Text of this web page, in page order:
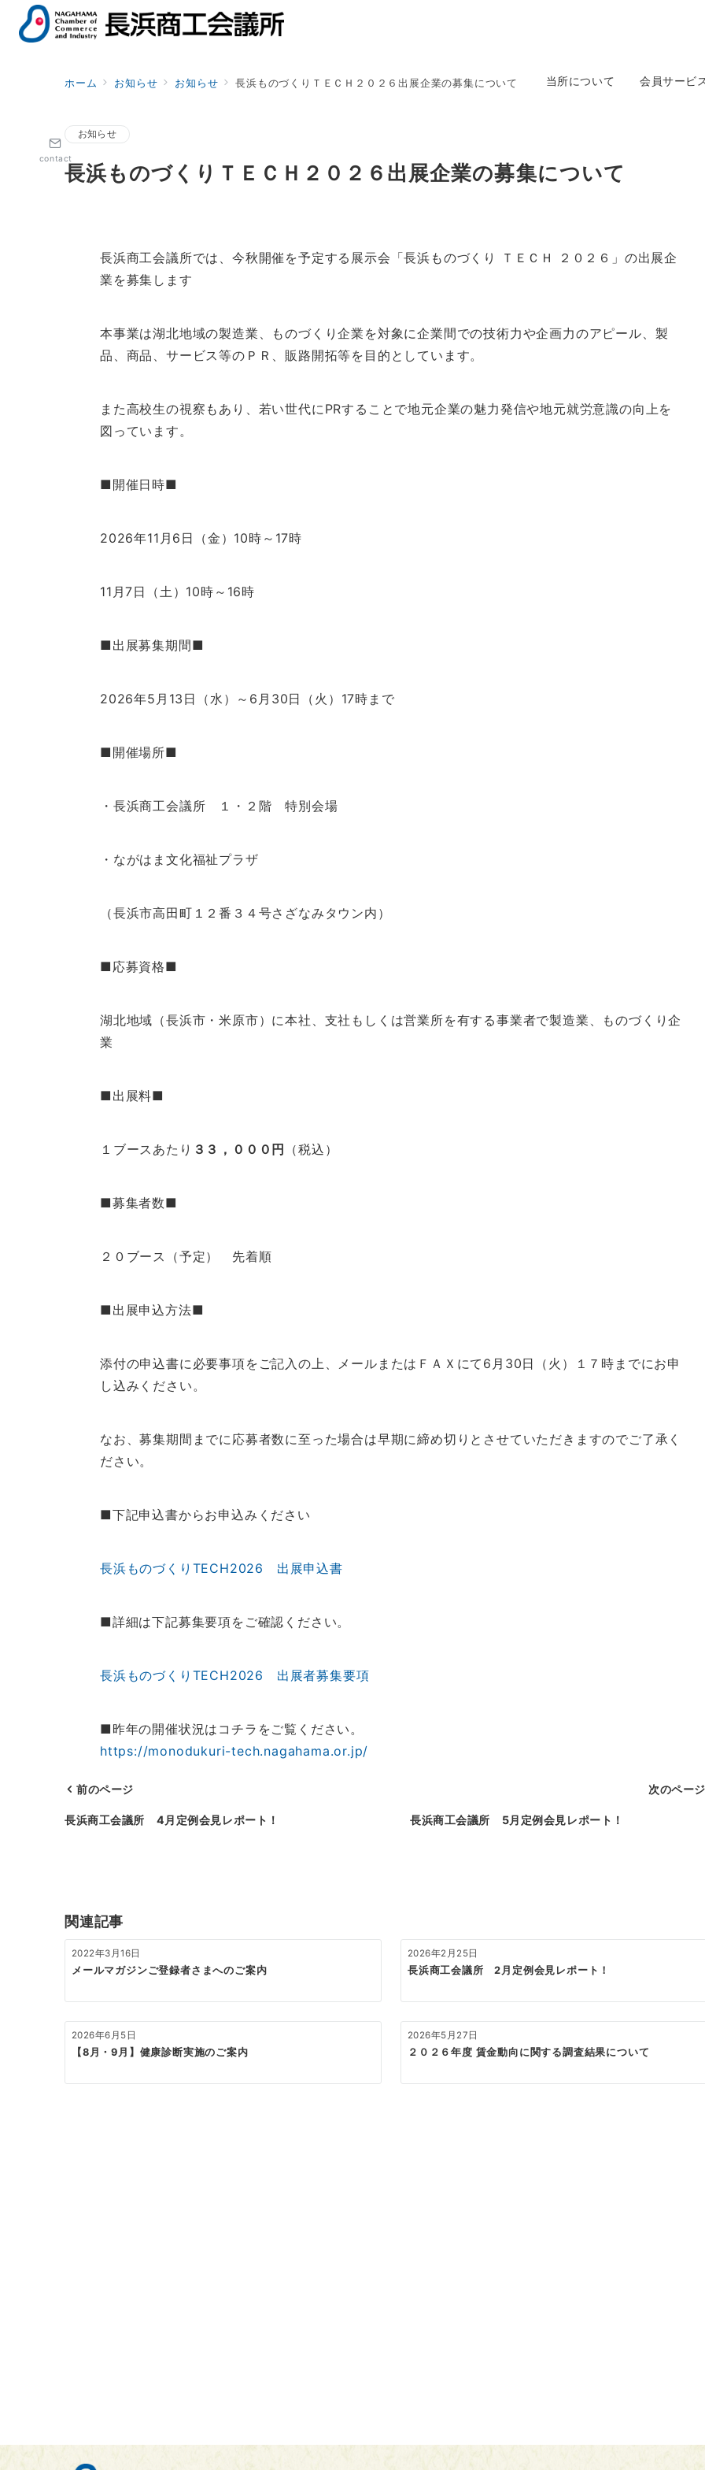
当所について 会員サービ
contact
ホーム お知らせ お知らせ 長浜ものづくりＴＥＣＨ２０２６出展企業の募集について
お知らせ
長浜ものづくりＴＥＣＨ２０２６出展企業の募集について
長浜商工会議所では、今秋開催を予定する展示会「長浜ものづくり ＴＥＣＨ ２０２６」の出展企
業を募集します
本事業は湖北地域の製造業、ものづくり企業を対象に企業間での技術力や企画力のアピール、製
品、商品、サービス等のＰＲ、販路開拓等を目的としています。
また高校生の視察もあり、若い世代にPRすることで地元企業の魅力発信や地元就労意識の向上を
図っています。
■開催日時■
2026年11月6日（金）10時～17時
11月7日（土）10時～16時
■出展募集期間■
2026年5月13日（水）～6月30日（火）17時まで
■開催場所■
・長浜商工会議所 １・２階 特別会場
・ながはま文化福祉プラザ
（長浜市高田町１２番３４号さざなみタウン内）
■応募資格■
湖北地域（長浜市・米原市）に本社、支社もしくは営業所を有する事業者で製造業、ものづくり企
業
■出展料■
１ブースあたり ３３，０００円 （税込）
■募集者数■
２０ブース（予定） 先着順
■出展申込方法■
添付の申込書に必要事項をご記入の上、メールまたはＦＡＸにて6月30日（火）１７時までにお申
し込みください。
なお、募集期間までに応募者数に至った場合は早期に締め切りとさせていただきますのでご了承く
ださい。
■下記申込書からお申込みください
長浜ものづくりTECH2026 出展申込書
■詳細は下記募集要項をご確認ください。
長浜ものづくりTECH2026 出展者募集要項
■昨年の開催状況はコチラをご覧ください。
https://monodukuri-tech.nagahama.or.jp/
投
ゲ
ー
シ
ョ
ン
前のページ
長浜商工会議所 4月定例会見レポート！
次のページ
長浜商工会議所 5月定例会見レポート！
関連記事
2022年3月16日
メールマガジンご登録者さまへのご案内
2026年2月25日
長浜商工会議所 2月定例会見レポート！
2026年6月5日
【8月・9月】健康診断実施のご案内
2026年5月27日
２０２６年度 賃金動向に関する調査結果について